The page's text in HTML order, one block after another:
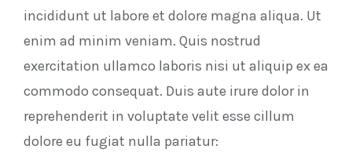
incididunt ut labore et dolore magna aliqua. Ut
enim ad minim veniam. Quis nostrud
exercitation ullamco laboris nisi ut aliquip ex ea
commodo consequat. Duis aute irure dolor in
reprehenderit in voluptate velit esse cillum
dolore eu fugiat nulla pariatur: